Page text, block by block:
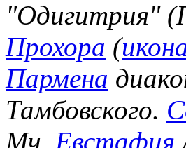
"Одигитрия"
Прохора (
Пармена
Тамбовского.
Мч. Евстафия